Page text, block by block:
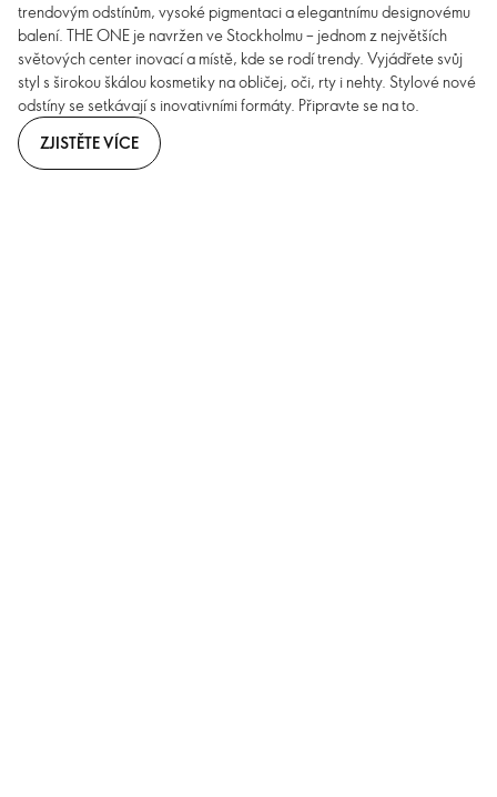
trendovým odstínům, vysoké pigmentaci a elegantnímu designovému
balení. THE ONE je navržen ve Stockholmu – jednom z největších
světových center inovací a místě, kde se rodí trendy. Vyjádřete svůj
styl s širokou škálou kosmetiky na obličej, oči, rty i nehty. Stylové nové
odstíny se setkávají s inovativními formáty. Připravte se na to.
ZJISTĚTE VÍCE